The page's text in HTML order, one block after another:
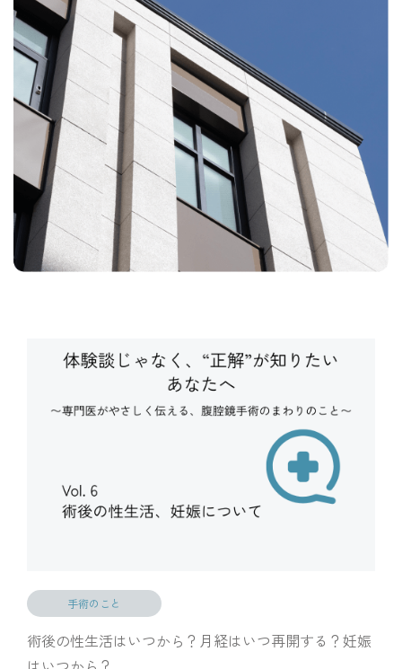
手術のこと
術後の性生活はいつから？月経はいつ再開する？妊娠